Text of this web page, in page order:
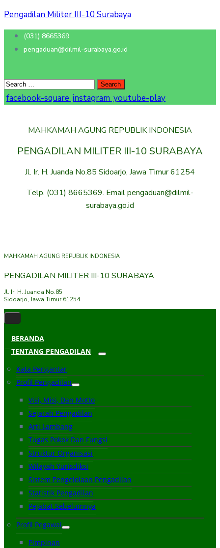
Pengadilan Militer III-10 Surabaya
(031) 8665369
pengaduan@dilmil-surabaya.go.id
facebook-square instagram youtube-play
MAHKAMAH AGUNG REPUBLIK INDONESIA
PENGADILAN MILITER III-10 SURABAYA
Jl. Ir. H. Juanda No.85 Sidoarjo, Jawa Timur 61254
Telp. (031) 8665369. Email pengaduan@dilmil-
surabaya.go.id
MAHKAMAH AGUNG REPUBLIK INDONESIA
PENGADILAN MILITER III-10 SURABAYA
Jl. Ir. H. Juanda No.85
Sidoarjo, Jawa Timur 61254
BERANDA
TENTANG PENGADILAN
Kata Pengantar
Profil Pengadilan
Visi, Misi, Dan Motto
Sejarah Pengadilan
Arti Lambang
Tugas Pokok Dan Fungsi
Struktur Organisasi
Wilayah Yurisdiksi
Sistem Pengelolaan Pengadilan
Statistik Pengadilan
Pejabat Sebelumnya
Profil Pegawai
Pimpinan